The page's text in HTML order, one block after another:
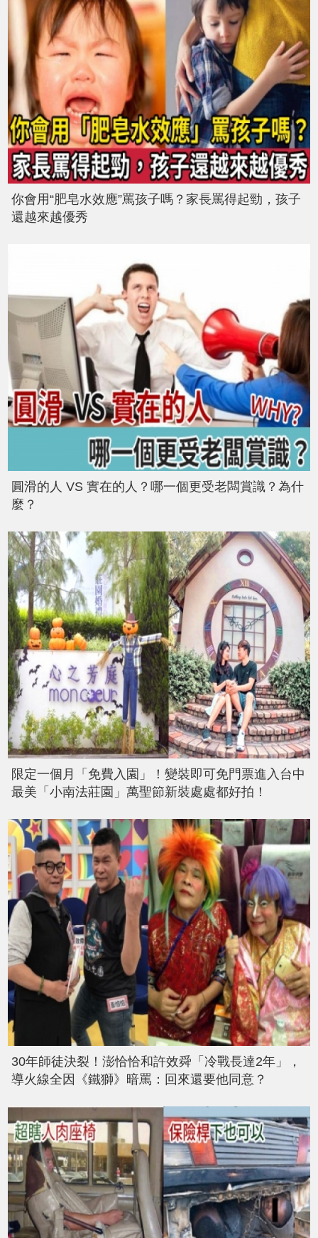
你會用“肥皂水效應”罵孩子嗎？家長罵得起勁，孩子
還越來越優秀
圓滑的人 VS 實在的人？哪一個更受老闆賞識？為什
麼？
限定一個月「免費入園」！變裝即可免門票進入台中
最美「小南法莊園」萬聖節新裝處處都好拍！
30年師徒決裂！澎恰恰和許效舜「冷戰長達2年」，
導火線全因《鐵獅》暗罵：回來還要他同意？